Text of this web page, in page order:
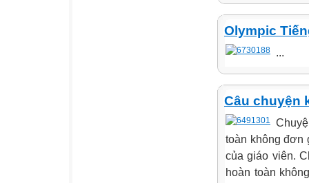
Olympic
...
Câu chuyện
toàn không đơn
của giáo viên.
hoàn toàn